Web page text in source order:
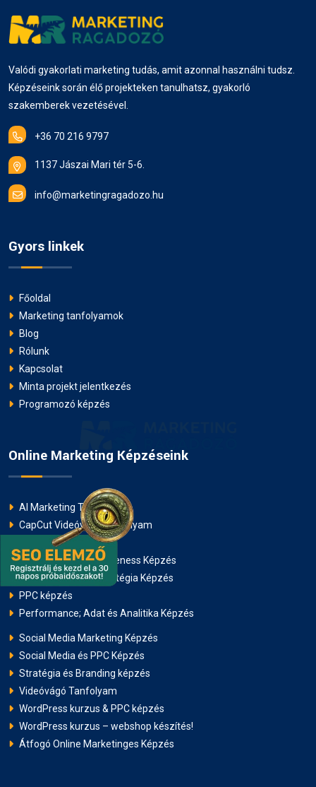
Valódi gyakorlati marketing tudás, amit azonnal használni tudsz.
Képzéseink során élő projekteken tanulhatsz, gyakorló
szakemberek vezetésével.
+36 70 216 9797
1137 Jászai Mari tér 5-6.
info@marketingragadozo.hu
Gyors linkek
Főoldal
Marketing tanfolyamok
Blog
Rólunk
Kapcsolat
Minta projekt jelentkezés
Programozó képzés
Online Marketing Képzéseink
AI Marketing Tanfolyam
CapCut Videóvágó Tanfolyam
Marketing Animáció
Média és Brand Awareness Képzés
Online Marketing Stratégia Képzés
PPC képzés
Performance; Adat és Analitika Képzés
Social Media Marketing Képzés
Social Media és PPC Képzés
Stratégia és Branding képzés
Videóvágó Tanfolyam
WordPress kurzus & PPC képzés
WordPress kurzus – webshop készítés!
Átfogó Online Marketinges Képzés